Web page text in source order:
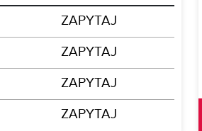
ZAPYTAJ
ZAPYTAJ
ZAPYTAJ
ZAPYTAJ